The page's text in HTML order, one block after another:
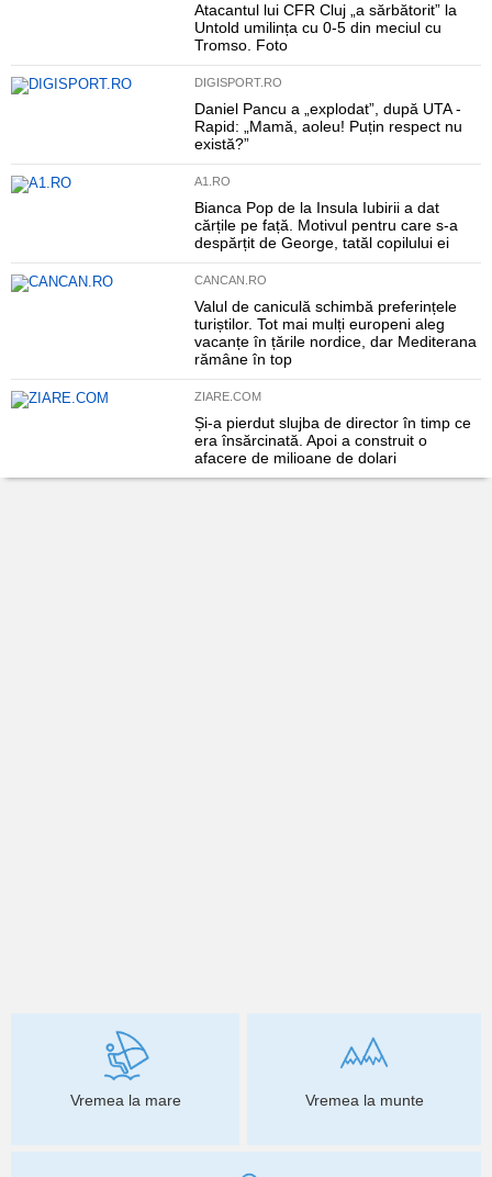
Atacantul lui CFR Cluj „a sărbătorit” la
Untold umilința cu 0-5 din meciul cu
Tromso. Foto
DIGISPORT.RO
Daniel Pancu a „explodat”, după UTA -
Rapid: „Mamă, aoleu! Puțin respect nu
există?”
A1.RO
Bianca Pop de la Insula Iubirii a dat
cărțile pe față. Motivul pentru care s-a
despărțit de George, tatăl copilului ei
CANCAN.RO
Valul de caniculă schimbă preferințele
turiștilor. Tot mai mulți europeni aleg
vacanțe în țările nordice, dar Mediterana
rămâne în top
ZIARE.COM
Și-a pierdut slujba de director în timp ce
era însărcinată. Apoi a construit o
afacere de milioane de dolari
Vremea la mare Vremea la munte